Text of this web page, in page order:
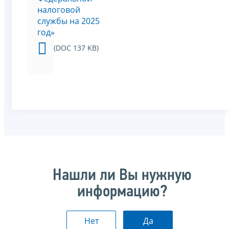
налоговой
службы на 2025
год»
(DOC 137 KB)
Нашли ли Вы нужную
информацию?
Нет Да